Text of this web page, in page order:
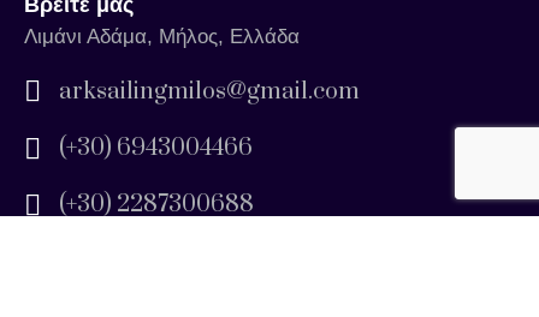
Βρείτε μας
Λιμάνι Αδάμα, Μήλος, Ελλάδα
arksailingmilos@gmail.com
(+30) 6943004466
(+30) 2287300688